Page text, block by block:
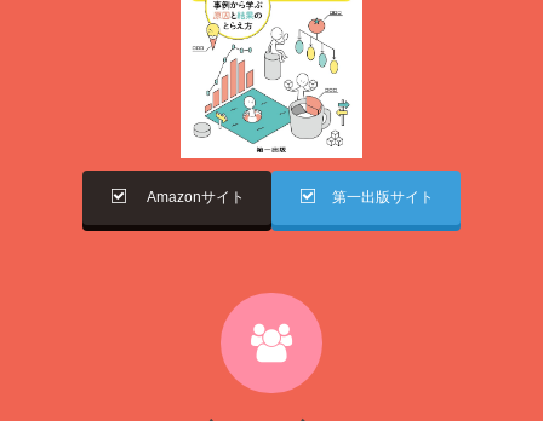
Amazonサイト 第一出版サイト